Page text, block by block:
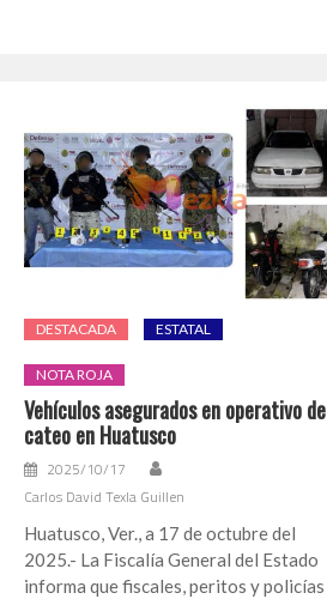
DESTACADA ESTATAL
NOTA ROJA
Vehículos asegurados en operativo de
cateo en Huatusco
2025/10/17
Carlos David Texla Guillen
Huatusco, Ver., a 17 de octubre del
2025.- La Fiscalía General del Estado
informa que fiscales, peritos y policías